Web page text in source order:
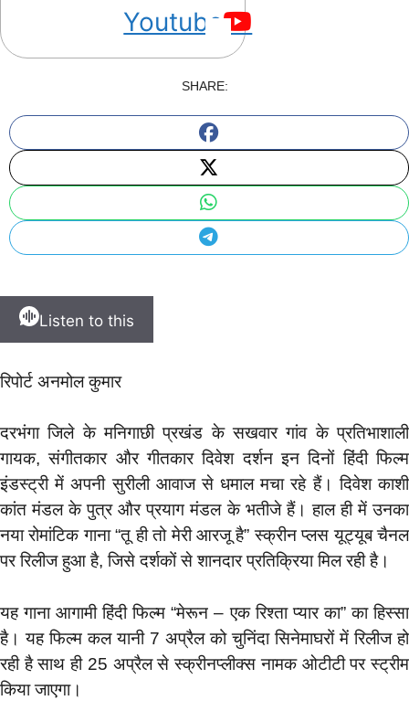
Youtube
SHARE:
Listen to this
रिपोर्ट अनमोल कुमार
दरभंगा जिले के मनिगाछी प्रखंड के सखवार गांव के प्रतिभाशाली
गायक, संगीतकार और गीतकार दिवेश दर्शन इन दिनों हिंदी फिल्म
इंडस्ट्री में अपनी सुरीली आवाज से धमाल मचा रहे हैं। दिवेश काशी
कांत मंडल के पुत्र और प्रयाग मंडल के भतीजे हैं। हाल ही में उनका
नया रोमांटिक गाना “तू ही तो मेरी आरजू है” स्क्रीन प्लस यूट्यूब चैनल
पर रिलीज हुआ है, जिसे दर्शकों से शानदार प्रतिक्रिया मिल रही है।
यह गाना आगामी हिंदी फिल्म “मेरून – एक रिश्ता प्यार का” का हिस्सा
है। यह फिल्म कल यानी 7 अप्रैल को चुनिंदा सिनेमाघरों में रिलीज हो
रही है साथ ही 25 अप्रैल से स्क्रीनप्लीक्स नामक ओटीटी पर स्ट्रीम
किया जाएगा।